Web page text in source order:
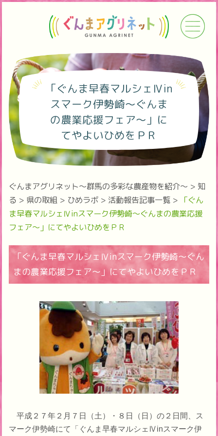
「ぐんま早春マルシェⅣin
スマーク伊勢崎～ぐんま
の農業応援フェア～」に
てやよいひめをＰＲ
ぐんまアグリネット～群馬の多彩な農産物を紹介～ > 知
る > 県の取組 > ひめラボ> 活動報告記事一覧>
「ぐん
ま早春マルシェⅣinスマーク伊勢崎～ぐんまの農業応援
フェア～」にてやよいひめをＰＲ
「ぐんま早春マルシェⅣinスマーク伊勢崎～ぐん
まの農業応援フェア～」にてやよいひめをＰＲ
平成２７年２月７日（土）・８日（日）の２日間、ス
マーク伊勢崎にて「ぐんま早春マルシェⅣinスマーク伊